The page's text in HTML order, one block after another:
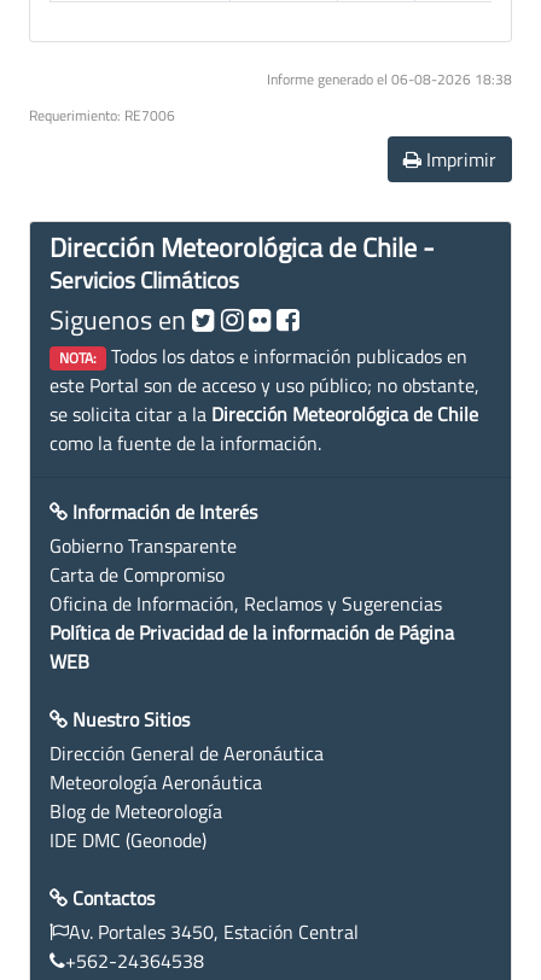
Informe generado el 06-08-2026 18:38
Requerimiento: RE7006
Imprimir
Dirección Meteorológica de Chile -
Servicios Climáticos
Siguenos en
NOTA: Todos los datos e información publicados en
este Portal son de acceso y uso público; no obstante,
se solicita citar a la Dirección Meteorológica de Chile
como la fuente de la información.
Información de Interés
Gobierno Transparente
Carta de Compromiso
Oficina de Información, Reclamos y Sugerencias
Política de Privacidad de la información de Página
WEB
Nuestro Sitios
Dirección General de Aeronáutica
Meteorología Aeronáutica
Blog de Meteorología
IDE DMC (Geonode)
Contactos
Av. Portales 3450, Estación Central
+562-24364538